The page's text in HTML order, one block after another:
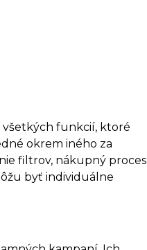
všetkých funkcií, ktoré
okrem iného za
filtrov, nákupný proces
byť individuálne